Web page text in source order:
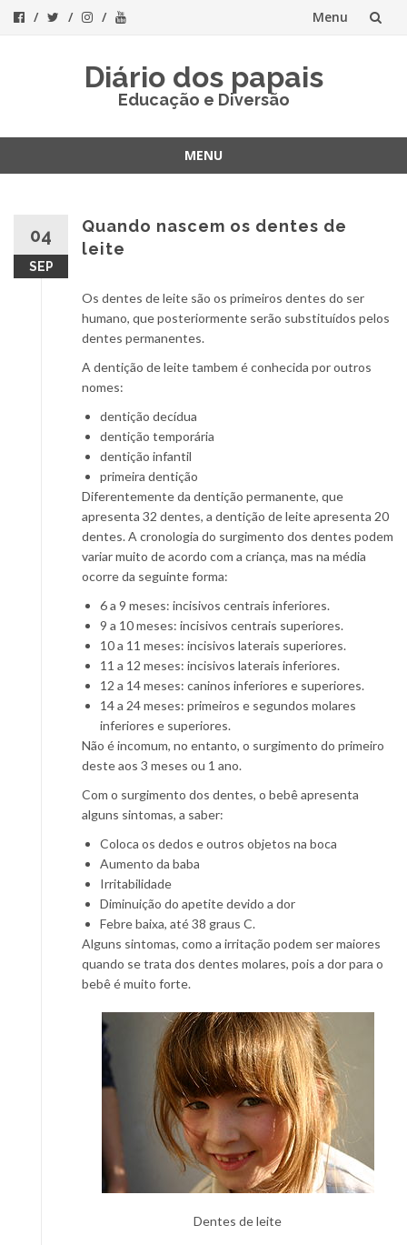
Menu
Diário dos papais
Educação e Diversão
MENU
04
SEP
Quando nascem os dentes de
leite
Os dentes de leite são os primeiros dentes do ser
humano, que posteriormente serão substituídos pelos
dentes permanentes.
A dentição de leite tambem é conhecida por outros
nomes:
dentição decídua
dentição temporária
dentição infantil
primeira dentição
Diferentemente da dentição permanente, que
apresenta 32 dentes, a dentição de leite apresenta 20
dentes. A cronologia do surgimento dos dentes podem
variar muito de acordo com a criança, mas na média
ocorre da seguinte forma:
6 a 9 meses: incisivos centrais inferiores.
9 a 10 meses: incisivos centrais superiores.
10 a 11 meses: incisivos laterais superiores.
11 a 12 meses: incisivos laterais inferiores.
12 a 14 meses: caninos inferiores e superiores.
14 a 24 meses: primeiros e segundos molares
inferiores e superiores.
Não é incomum, no entanto, o surgimento do primeiro
deste aos 3 meses ou 1 ano.
Com o surgimento dos dentes, o bebê apresenta
alguns sintomas, a saber:
Coloca os dedos e outros objetos na boca
Aumento da baba
Irritabilidade
Diminuição do apetite devido a dor
Febre baixa, até 38 graus C.
Alguns sintomas, como a irritação podem ser maiores
quando se trata dos dentes molares, pois a dor para o
bebê é muito forte.
Dentes de leite